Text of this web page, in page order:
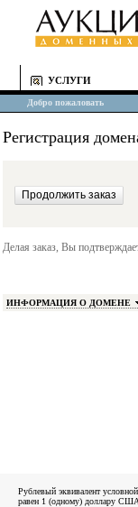
УСЛУГИ
Добро пожаловать
Регистрация
Делая заказ, Вы
ИНФОРМАЦИЯ О ДОМЕНЕ
Рублевый эквивалент
равен 1 (одному) доллару США.